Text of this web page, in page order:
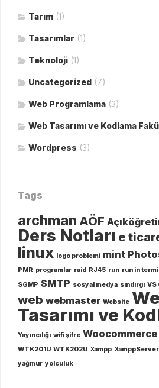
Tarım (1)
Tasarımlar (1)
Teknoloji (1)
Uncategorized (7)
Web Programlama (3)
Web Tasarımı ve Kodlama
Wordpress (3)
Tags
archman AÖF
Ders Notları e
linux logo problemi mint
PMR programlar raid RJ45 run run in
SGMP SMTP sosyal medya sındırgı VS
web webmaster Website
Tasarımı ve
Yayıncılığı wifi şifre Woocommerce
WTK201U WTK202U Xampp XamppServer
yağmur yolculuk